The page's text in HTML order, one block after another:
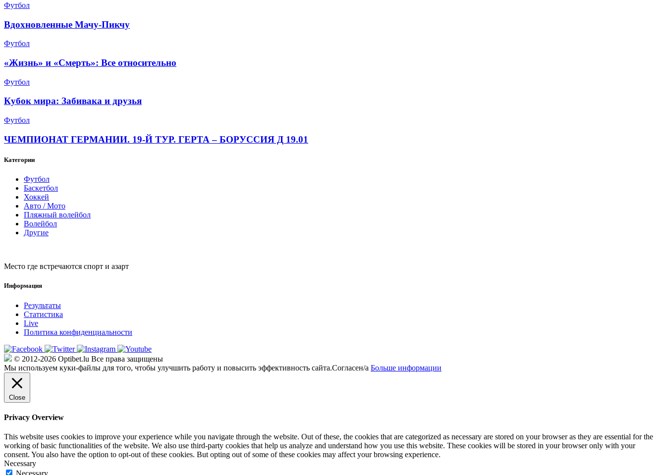
Футбол
Вдохновленные Мачу-Пикчу
Футбол
«Жизнь» и «Смерть»: Все относительно
Футбол
Кубок мира: Забивака и друзья
Футбол
ЧЕМПИОНАТ ГЕРМАНИИ. 19-Й ТУР. ГЕРТА – БОРУССИЯ Д 19.01
Категории
Футбол
Баскетбол
Хоккей
Авто / Мото
Пляжный волейбол
Волейбол
Другие
Место где встречаются спорт и азарт
Информация
Результаты
Статистика
Live
Политика конфиденциальности
© 2012-2026 Optibet.lu Все права защищены
Мы используем куки-файлы для того, чтобы улучшить работу и повысить эффективность сайта.Согласен/а Больше информации
Close
Privacy Overview
This website uses cookies to improve your experience while you navigate through the website. Out of these, the cookies that are categorized as necessary are stored on your browser as they are essential for the
working of basic functionalities of the website. We also use third-party cookies that help us analyze and understand how you use this website. These cookies will be stored in your browser only with your
consent. You also have the option to opt-out of these cookies. But opting out of some of these cookies may affect your browsing experience.
Necessary
Necessary